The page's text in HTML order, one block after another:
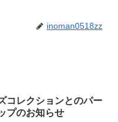
inoman0518zz
コレクションとのパー
プのお知らせ